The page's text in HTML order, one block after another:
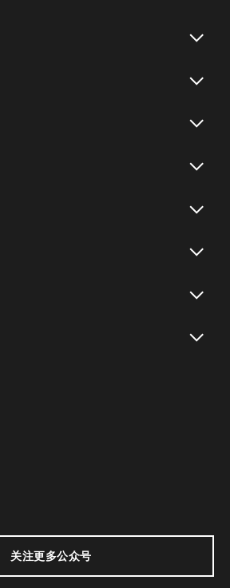
关注更多公众号